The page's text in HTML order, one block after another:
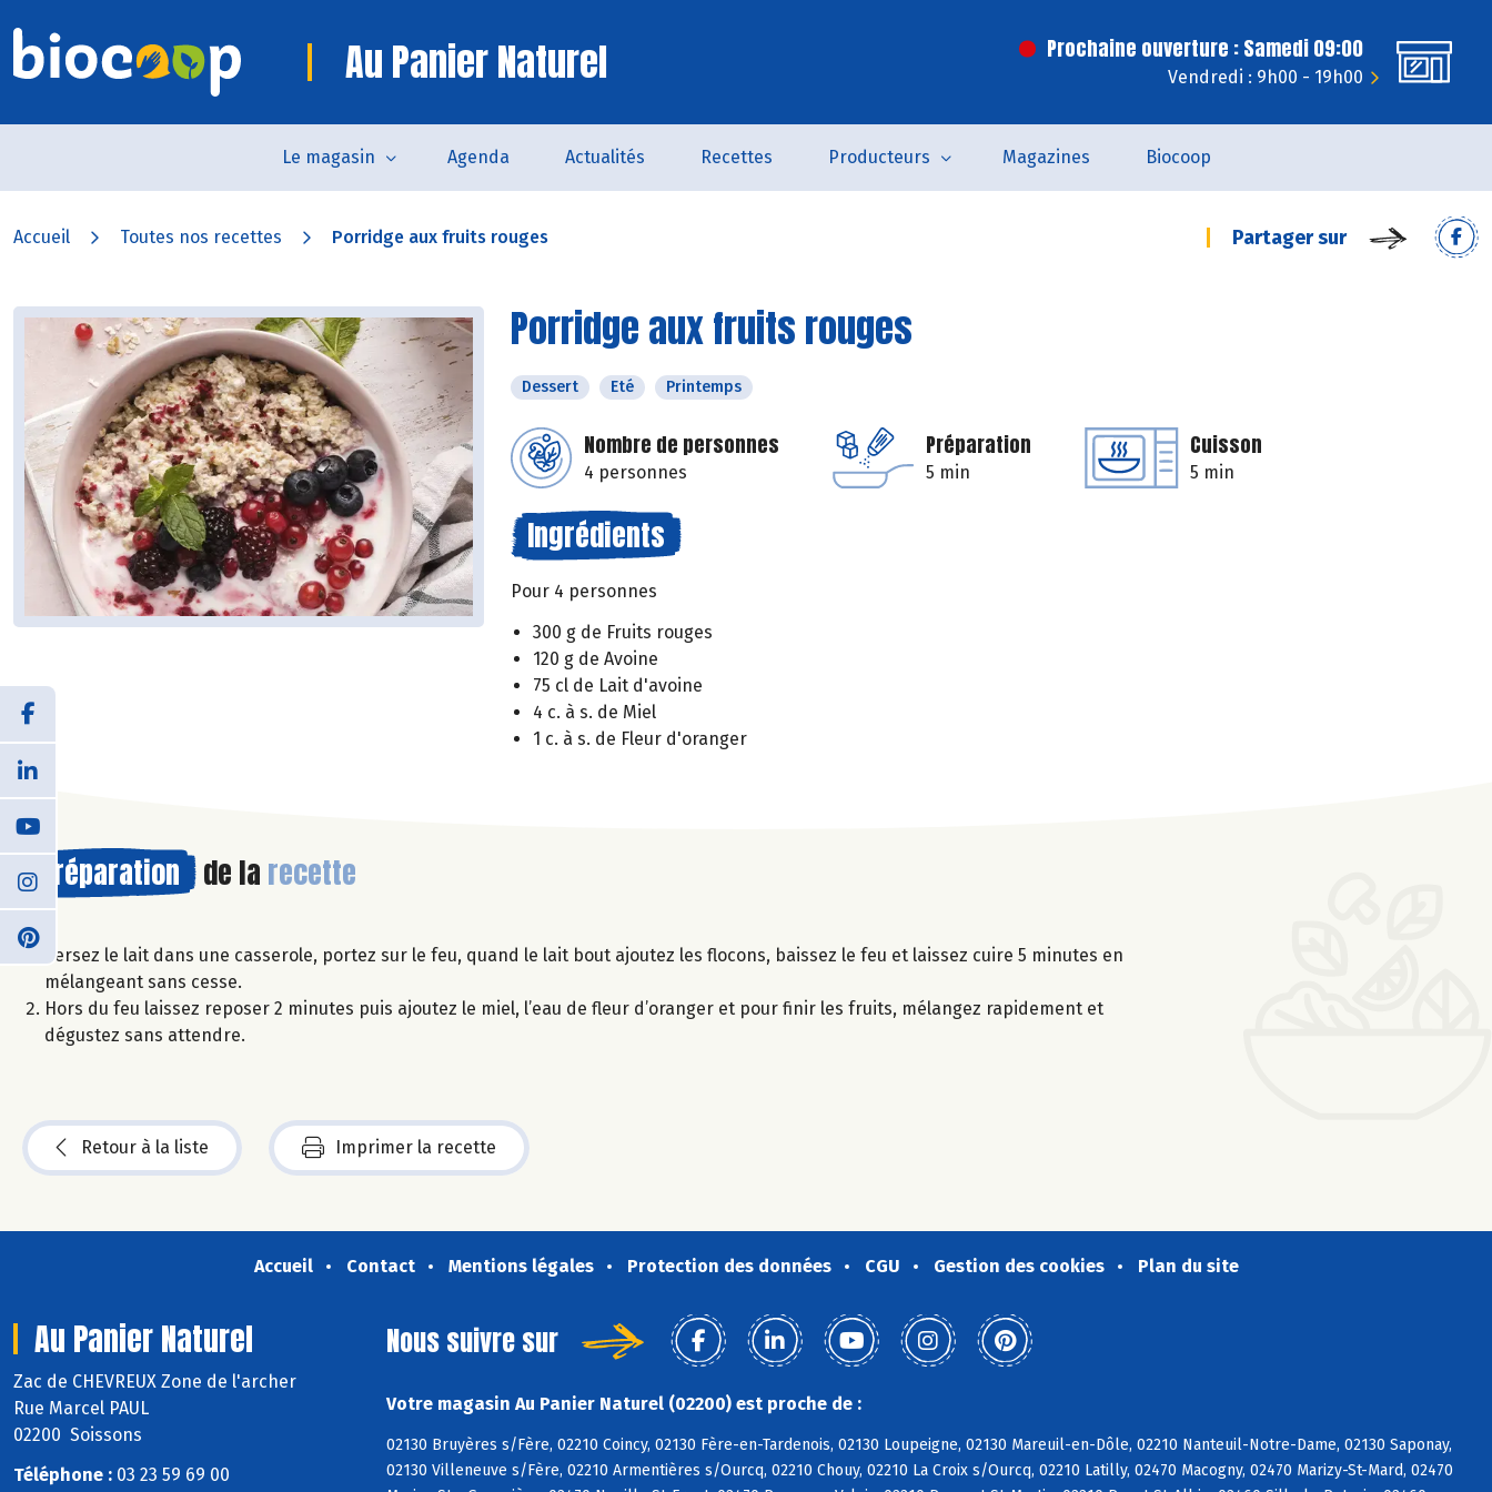
Au Panier Naturel Prochaine ouverture : Samedi 09:00
Vendredi : 9h00 - 19h00
Le magasin Agenda Actualités Recettes Producteurs Magazines Biocoop
Accueil Toutes nos recettes Porridge aux fruits rouges Partager sur
Porridge aux fruits rouges
Dessert Eté Printemps
Nombre de personnes
4 personnes
Préparation
5 min
Cuisson
5 min
Ingrédients
Pour 4 personnes
300 g de Fruits rouges
120 g de Avoine
75 cl de Lait d'avoine
4 c. à s. de Miel
1 c. à s. de Fleur d'oranger
Préparation de la recette
Versez le lait dans une casserole, portez sur le feu, quand le lait bout ajoutez les flocons, baissez le feu et laissez cuire 5 minutes en
mélangeant sans cesse.
Hors du feu laissez reposer 2 minutes puis ajoutez le miel, l’eau de fleur d’oranger et pour finir les fruits, mélangez rapidement et
dégustez sans attendre.
Retour à la liste Imprimer la recette
Accueil Contact Mentions légales Protection des données CGU Gestion des cookies Plan du site
Au Panier Naturel
Zac de CHEVREUX Zone de l'archer
Rue Marcel PAUL
02200 Soissons
Téléphone : 03 23 59 69 00
Nous suivre sur
Votre magasin Au Panier Naturel (02200) est proche de :
02130 Bruyères s/Fère, 02210 Coincy, 02130 Fère-en-Tardenois, 02130 Loupeigne, 02130 Mareuil-en-Dôle, 02210 Nanteuil-Notre-Dame, 02130 Saponay,
02130 Villeneuve s/Fère, 02210 Armentières s/Ourcq, 02210 Chouy, 02210 La Croix s/Ourcq, 02210 Latilly, 02470 Macogny, 02470 Marizy-St-Mard, 02470